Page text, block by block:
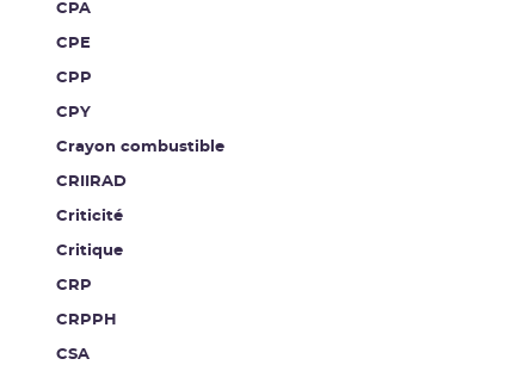
CPA
CPE
CPP
CPY
Crayon combustible
CRIIRAD
Criticité
Critique
CRP
CRPPH
CSA